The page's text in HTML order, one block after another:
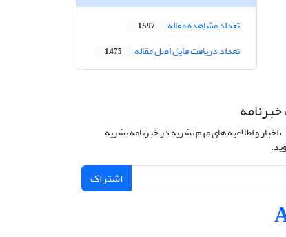
تعداد مشاهده مقاله 1,597
تعداد دریافت فایل اصل مقاله 1,475
اخبار و اطلاعیه های مهم نشریه در خبرنامه نشریه
اشتراک